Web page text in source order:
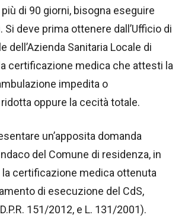
di 90 giorni, bisogna eseguire
Si deve prima ottenere dall’Ufficio di
dell’Azienda Sanitaria Locale di
certificazione medica che attesti la
impedita o
oppure la cecità totale.
un’apposita domanda
del Comune di residenza, in
la certificazione medica ottenuta
di esecuzione del CdS,
151/2012, e L. 131/2001).